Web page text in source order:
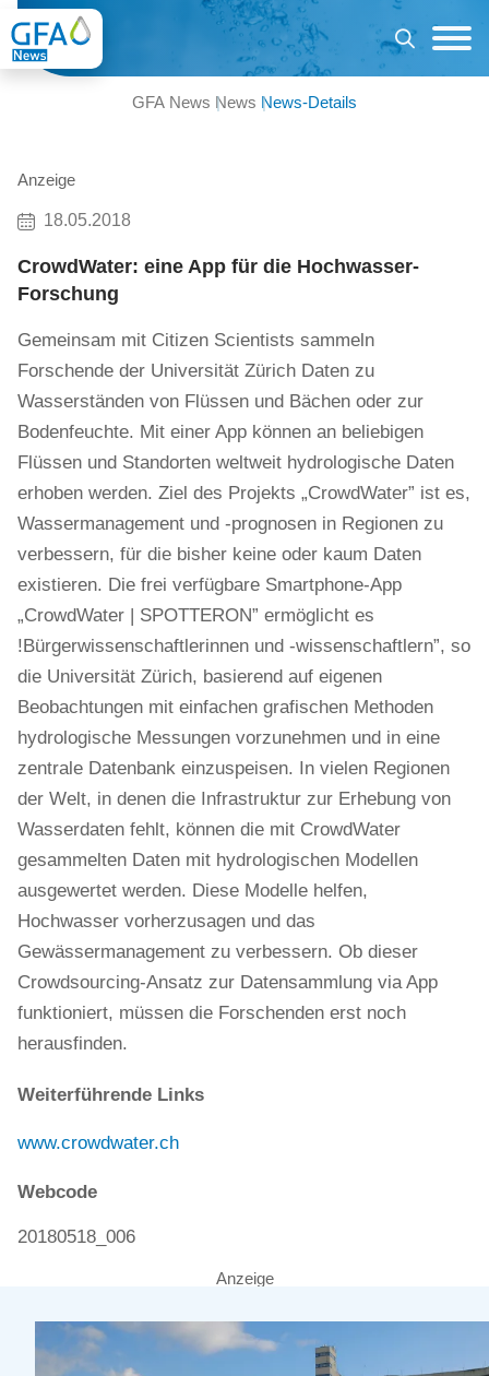
GFA News News News-Details
Anzeige
18.05.2018
CrowdWater: eine App für die Hochwasser-
Forschung
Gemeinsam mit Citizen Scientists sammeln
Forschende der Universität Zürich Daten zu
Wasserständen von Flüssen und Bächen oder zur
Bodenfeuchte. Mit einer App können an beliebigen
Flüssen und Standorten weltweit hydrologische Daten
erhoben werden. Ziel des Projekts „CrowdWater” ist es,
Wassermanagement und -prognosen in Regionen zu
verbessern, für die bisher keine oder kaum Daten
existieren. Die frei verfügbare Smartphone-App
„CrowdWater | SPOTTERON” ermöglicht es
!Bürgerwissenschaftlerinnen und -wissenschaftlern”, so
die Universität Zürich, basierend auf eigenen
Beobachtungen mit einfachen grafischen Methoden
hydrologische Messungen vorzunehmen und in eine
zentrale Datenbank einzuspeisen. In vielen Regionen
der Welt, in denen die Infrastruktur zur Erhebung von
Wasserdaten fehlt, können die mit CrowdWater
gesammelten Daten mit hydrologischen Modellen
ausgewertet werden. Diese Modelle helfen,
Hochwasser vorherzusagen und das
Gewässermanagement zu verbessern. Ob dieser
Crowdsourcing-Ansatz zur Datensammlung via App
funktioniert, müssen die Forschenden erst noch
herausfinden.
Weiterführende Links
www.crowdwater.ch
Webcode
20180518_006
Anzeige